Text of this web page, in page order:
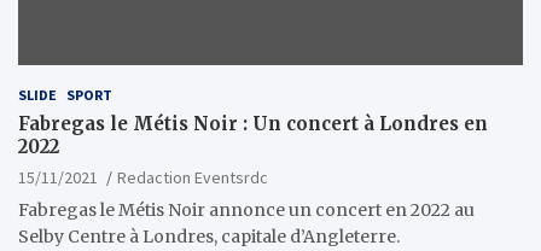
SLIDE SPORT
Fabregas le Métis Noir : Un concert à Londres en
2022
15/11/2021
Redaction Eventsrdc
Fabregas le Métis Noir annonce un concert en 2022 au
Selby Centre à Londres, capitale d’Angleterre.